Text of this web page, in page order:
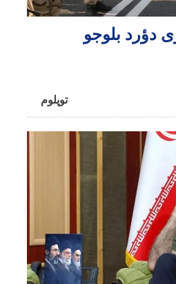
دؤرد بلوجو
توپلوم